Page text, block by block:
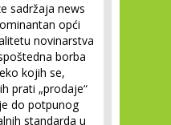
sadržaja news
opći
novinarstva
borba
kojih se,
prati „prodaje“
do potpunog
standarda u